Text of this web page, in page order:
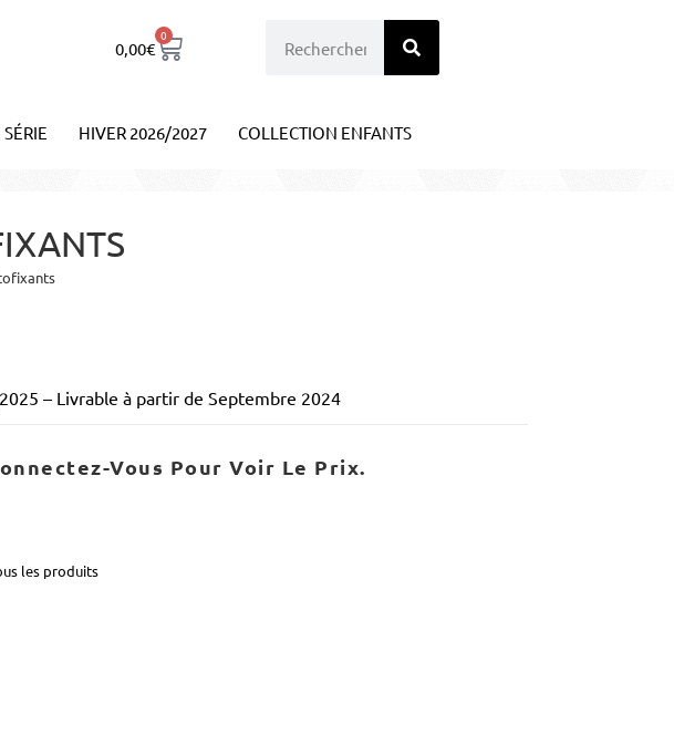
0,00€
0
HIVER 2026/2027 COLLECTION ENFANTS
– Livrable à partir de Septembre 2024
Vous Pour Voir Le Prix.
les produits